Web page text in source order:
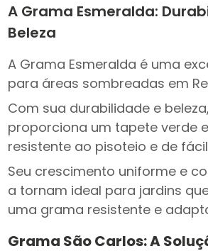
A Grama Esmeralda:
Beleza
A Grama Esmeralda é uma
para áreas sombreadas em
Com sua durabilidade e
proporciona um tapete verde
resistente ao pisoteio e de
Seu crescimento uniforme e
a tornam ideal para jardins
uma grama resistente e
Grama São Carlos: A